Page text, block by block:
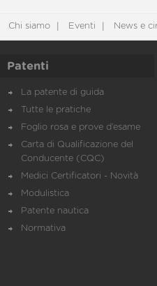
Chi siamo Eventi News e
Patenti
La patente di guida
Tutte le pratiche
Foglio rosa e prove d’esame
Carta di Qualificazione del
Conducente (CQC)
Medici Certificatori - Novità
Modulistica
Patente nautica
Normativa